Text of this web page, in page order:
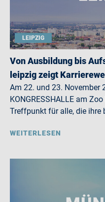
LEIPZIG
Von Ausbildung bis
leipzig zeigt
Am 22. und 23. November
KONGRESSHALLE am
Treffpunkt für alle, die
WEITERLESEN